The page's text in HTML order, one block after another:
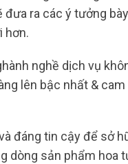
ra các ý tưởng
hơn.
nghề dịch vụ
lên bậc nhất &
đáng tin cậy để sở
dòng sản phẩm